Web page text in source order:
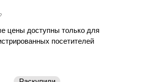
цены доступны только для
посетителей